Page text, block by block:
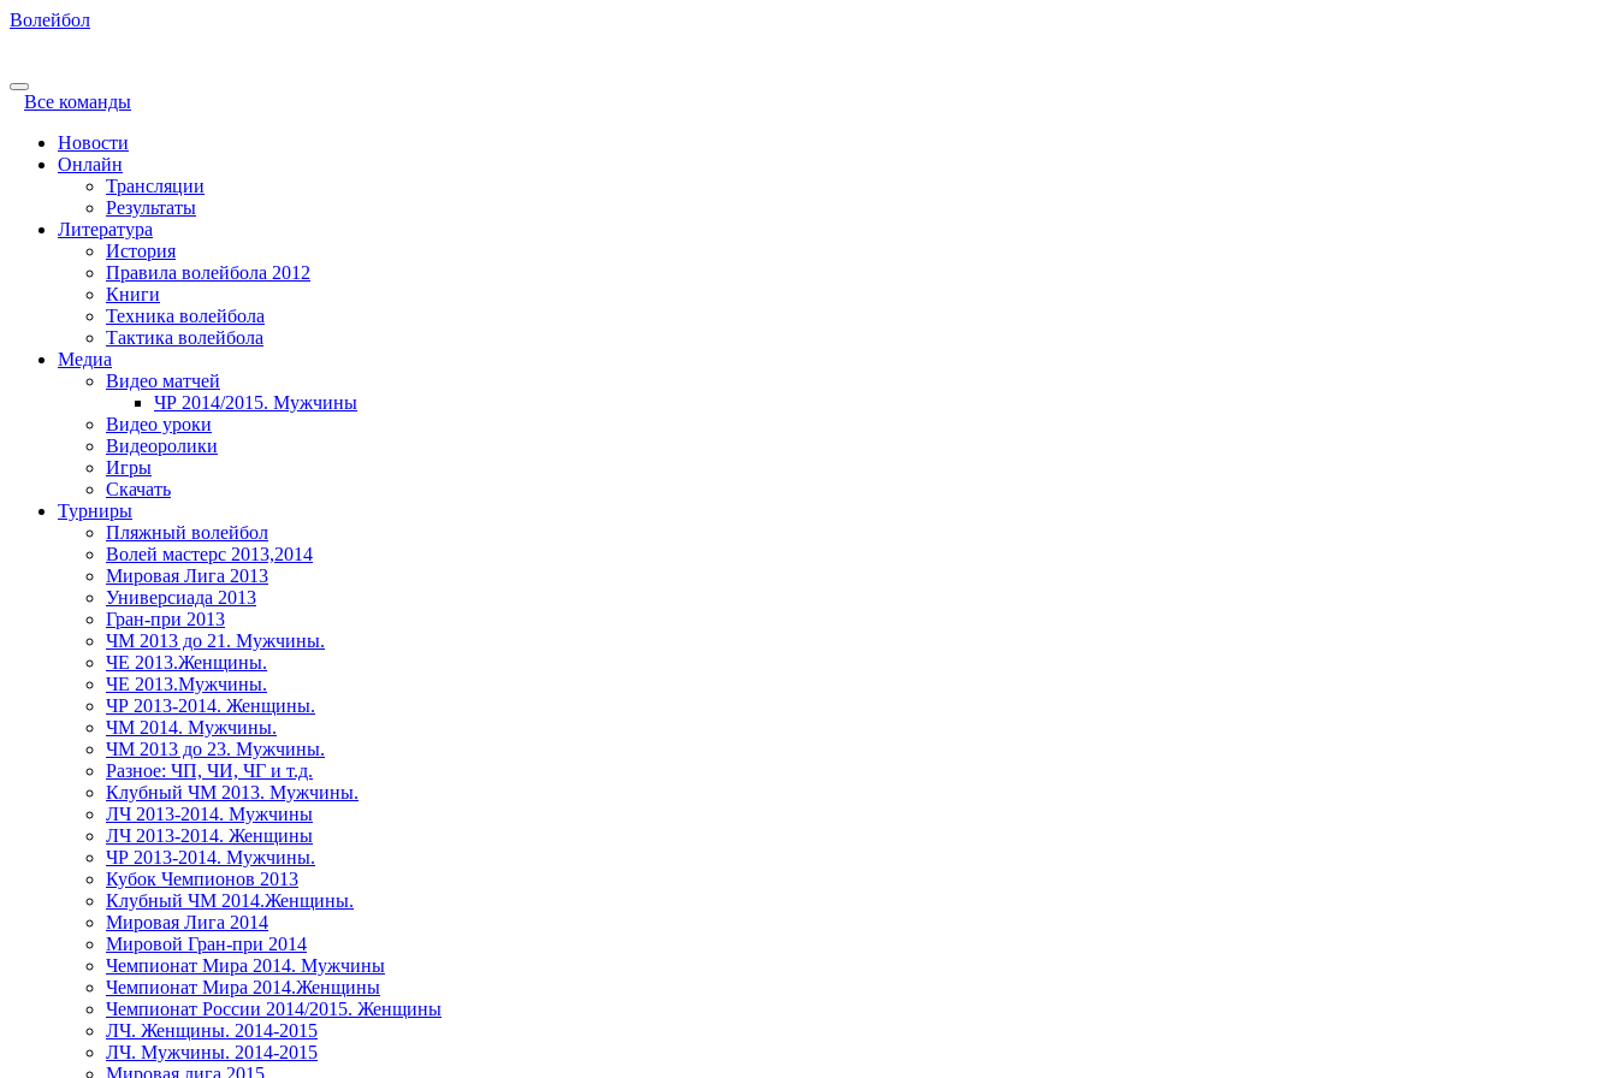
Волейбол
Все команды
Новости
Онлайн
Трансляции
Результаты
Литература
История
Правила волейбола 2012
Книги
Техника волейбола
Тактика волейбола
Медиа
Видео матчей
ЧР 2014/2015. Мужчины
Видео уроки
Видеоролики
Игры
Скачать
Турниры
Пляжный волейбол
Волей мастерс 2013,2014
Мировая Лига 2013
Универсиада 2013
Гран-при 2013
ЧМ 2013 до 21. Мужчины.
ЧЕ 2013.Женщины.
ЧЕ 2013.Мужчины.
ЧР 2013-2014. Женщины.
ЧМ 2014. Мужчины.
ЧМ 2013 до 23. Мужчины.
Разное: ЧП, ЧИ, ЧГ и т.д.
Клубный ЧМ 2013. Мужчины.
ЛЧ 2013-2014. Мужчины
ЛЧ 2013-2014. Женщины
ЧР 2013-2014. Мужчины.
Кубок Чемпионов 2013
Клубный ЧМ 2014.Женщины.
Мировая Лига 2014
Мировой Гран-при 2014
Чемпионат Мира 2014. Мужчины
Чемпионат Мира 2014.Женщины
Чемпионат России 2014/2015. Женщины
ЛЧ. Женщины. 2014-2015
ЛЧ. Мужчины. 2014-2015
Мировая лига 2015